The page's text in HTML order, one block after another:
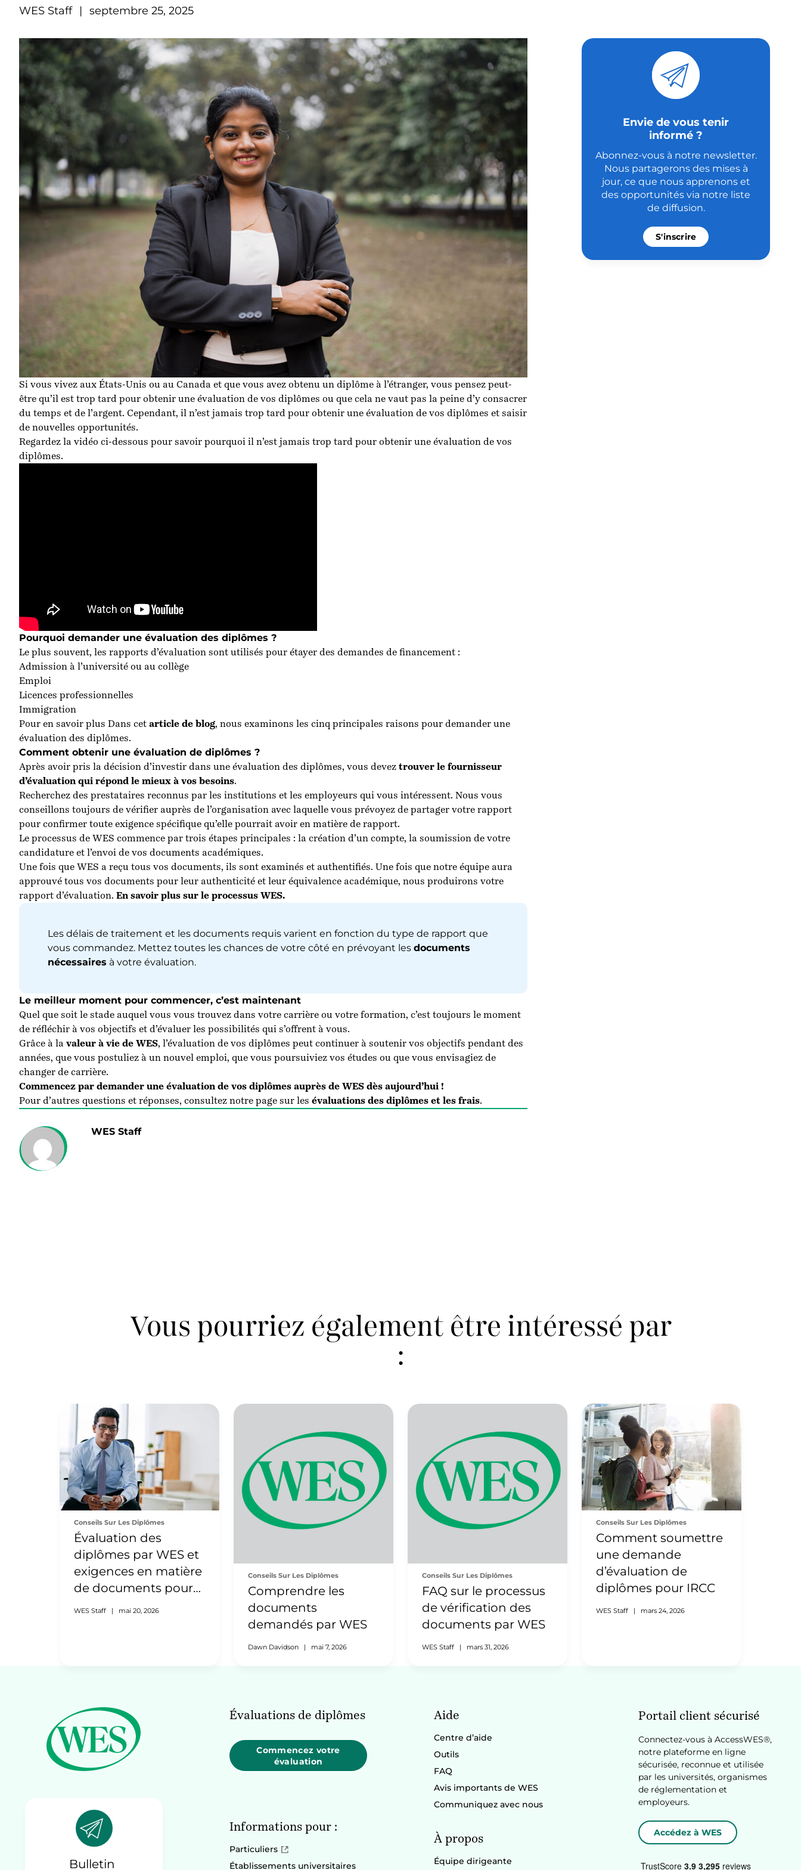
WES Staff | septembre 25, 2025
Si vous vivez aux États-Unis ou au Canada et que vous avez obtenu un diplôme à l’étranger, vous pensez peut-
être qu’il est trop tard pour obtenir une évaluation de vos diplômes ou que cela ne vaut pas la peine d’y consacrer
du temps et de l’argent. Cependant, il n’est jamais trop tard pour obtenir une évaluation de vos diplômes et saisir
de nouvelles opportunités.
Regardez la vidéo ci-dessous pour savoir pourquoi il n’est jamais trop tard pour obtenir une évaluation de vos
diplômes.
Pourquoi demander une évaluation des diplômes ?
Le plus souvent, les rapports d’évaluation sont utilisés pour étayer des demandes de financement :
Admission à l’université ou au collège
Emploi
Licences professionnelles
Immigration
Pour en savoir plus Dans cet article de blog, nous examinons les cinq principales raisons pour demander une
évaluation des diplômes.
Comment obtenir une évaluation de diplômes ?
Après avoir pris la décision d’investir dans une évaluation des diplômes, vous devez trouver le fournisseur
d’évaluation qui répond le mieux à vos besoins.
Recherchez des prestataires reconnus par les institutions et les employeurs qui vous intéressent. Nous vous
conseillons toujours de vérifier auprès de l’organisation avec laquelle vous prévoyez de partager votre rapport
pour confirmer toute exigence spécifique qu’elle pourrait avoir en matière de rapport.
Le processus de WES commence par trois étapes principales : la création d’un compte, la soumission de votre
candidature et l’envoi de vos documents académiques.
Une fois que WES a reçu tous vos documents, ils sont examinés et authentifiés. Une fois que notre équipe aura
approuvé tous vos documents pour leur authenticité et leur équivalence académique, nous produirons votre
rapport d’évaluation. En savoir plus sur le processus WES.
Les délais de traitement et les documents requis varient en fonction du type de rapport que
vous commandez. Mettez toutes les chances de votre côté en prévoyant les documents
nécessaires à votre évaluation.
Le meilleur moment pour commencer, c’est maintenant
Quel que soit le stade auquel vous vous trouvez dans votre carrière ou votre formation, c’est toujours le moment
de réfléchir à vos objectifs et d’évaluer les possibilités qui s’offrent à vous.
Grâce à la valeur à vie de WES, l’évaluation de vos diplômes peut continuer à soutenir vos objectifs pendant des
années, que vous postuliez à un nouvel emploi, que vous poursuiviez vos études ou que vous envisagiez de
changer de carrière.
Commencez par demander une évaluation de vos diplômes auprès de WES dès aujourd’hui !
Pour d’autres questions et réponses, consultez notre page sur les évaluations des diplômes et les frais.
WES Staff
Envie de vous tenir
informé ?
Abonnez-vous à notre newsletter.
Nous partagerons des mises à
jour, ce que nous apprenons et
des opportunités via notre liste
de diffusion.
S'inscrire
Vous pourriez également être intéressé par
:
Conseils Sur Les Diplômes
Évaluation des
diplômes par WES et
exigences en matière
de documents pour
l’Inde
WES Staff | mai 20, 2026
Conseils Sur Les Diplômes
Comprendre les
documents
demandés par WES
Dawn Davidson | mai 7, 2026
Conseils Sur Les Diplômes
FAQ sur le processus
de vérification des
documents par WES
WES Staff | mars 31, 2026
Conseils Sur Les Diplômes
Comment soumettre
une demande
d’évaluation de
diplômes pour IRCC
WES Staff | mars 24, 2026
Bulletin
Évaluations de diplômes
Commencez votre
évaluation
Informations pour :
Particuliers
Établissements universitaires
Aide
Centre d’aide
Outils
FAQ
Avis importants de WES
Communiquez avec nous
À propos
Équipe dirigeante
Portail client sécurisé
Connectez-vous à AccessWES®,
notre plateforme en ligne
sécurisée, reconnue et utilisée
par les universités, organismes
de réglementation et
employeurs.
Accédez à WES